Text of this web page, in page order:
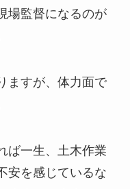
場監督になるのが
ますが、体力面で
ば一生、土木作業
安を感じているな